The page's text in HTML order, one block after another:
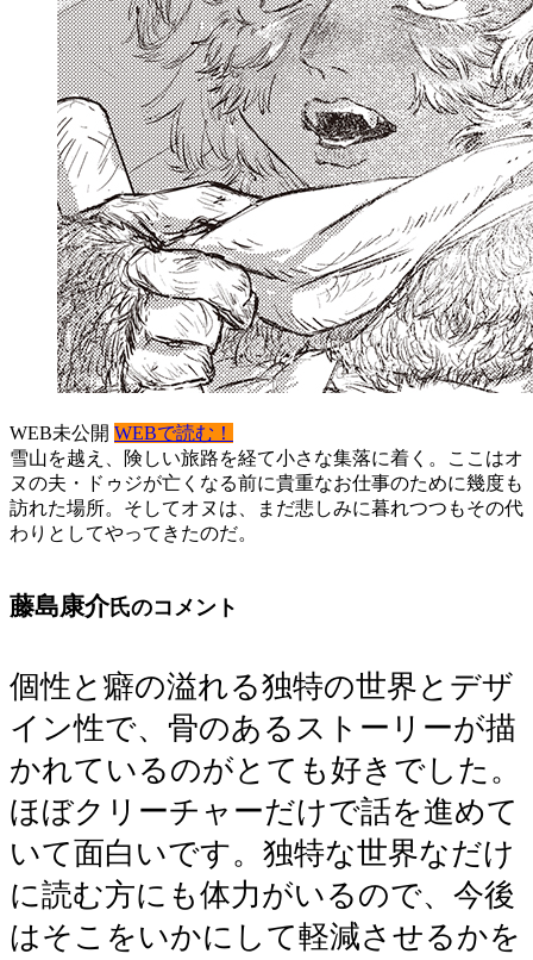
WEB未公開 WEBで読む！
雪山を越え、険しい旅路を経て小さな集落に着く。ここはオ
ヌの夫・ドゥジが亡くなる前に貴重なお仕事のために幾度も
訪れた場所。そしてオヌは、まだ悲しみに暮れつつもその代
わりとしてやってきたのだ。
藤島康介氏のコメント
個性と癖の溢れる独特の世界とデザ
イン性で、骨のあるストーリーが描
かれているのがとても好きでした。
ほぼクリーチャーだけで話を進めて
いて面白いです。独特な世界なだけ
に読む方にも体力がいるので、今後
はそこをいかにして軽減させるかを